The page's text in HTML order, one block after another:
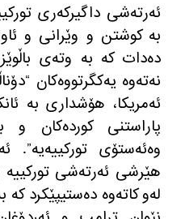
ئهرتهشی داگیركهری
به ‌كوشتن و وێرانی و
دهدات كه به وتهی
نهتهوه یهكگرتووهكان “
ئهمریكا، هۆشداری به
پاراستنی كوردهكان و
وهئهستۆی توركییهیه‌”. ئه
هێرشی ئهرتهشی توركییه
لهو كاتهوه ‌دهستیپێكرد كه